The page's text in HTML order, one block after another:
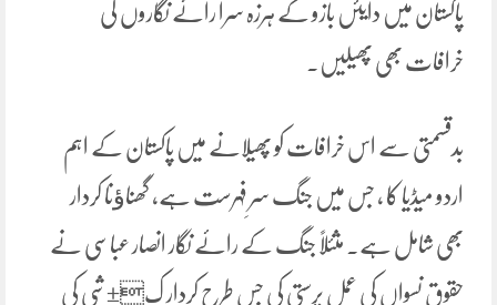
پاکستان میں دایئں بازو کے ہرزہ سرا رائے نگاروں کی
خرافات بھی پھیلیں.
بدقسمتی سے اس خرافات کو پھیلانے میں پاکستان کے اہم
اردو میڈیا کا ، جس میں جنگ سرِ فہرست ہے، گھناﺅنا کردار
بھی شامل ہے۔ مثئلاً جنگ کے رائے نگار انصار عباسی نے
حقوق نسواں کی عمل پرستی کی جس طرح کردار ک±شی کی